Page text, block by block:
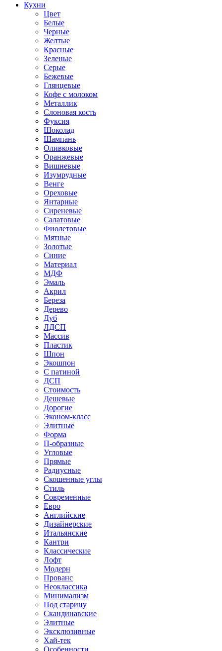
Кухни
Цвет
Белые
Черные
Желтые
Красные
Зеленые
Серые
Бежевые
Глянцевые
Кофе с молоком
Металлик
Слоновая кость
Фуксия
Шоколад
Шампань
Оливковые
Оранжевые
Вишневые
Изумрудные
Венге
Ореховые
Янтарные
Сиреневые
Салатовые
Фиолетовые
Мятные
Золотые
Синие
Материал
МДФ
Эмаль
Акрил
Береза
Дерево
Дуб
ЛДСП
Массив
Пластик
Шпон
Экошпон
С патиной
ДСП
Стоимость
Дешевые
Дорогие
Эконом-класс
Элитные
Форма
П-образные
Угловые
Прямые
Радиусные
Скошенные углы
Стиль
Современные
Евро
Английские
Дизайнерские
Итальянские
Кантри
Классические
Лофт
Модерн
Прованс
Неоклассика
Минимализм
Под старину
Скандинавские
Элитные
Эксклюзивные
Хай-тек
Особенности